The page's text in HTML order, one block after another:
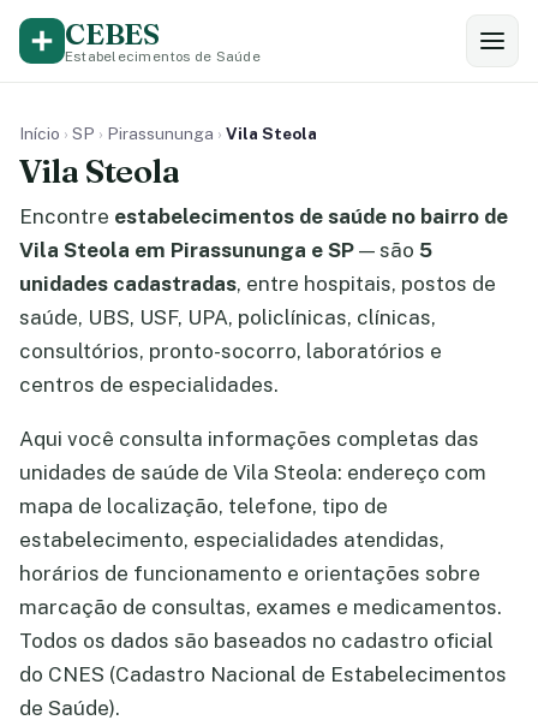
CEBES
Estabelecimentos de Saúde
Início › SP › Pirassununga › Vila Steola
Vila Steola
Encontre estabelecimentos de saúde no bairro de
Vila Steola em Pirassununga e SP — são 5
unidades cadastradas, entre hospitais, postos de
saúde, UBS, USF, UPA, policlínicas, clínicas,
consultórios, pronto-socorro, laboratórios e
centros de especialidades.
Aqui você consulta informações completas das
unidades de saúde de Vila Steola: endereço com
mapa de localização, telefone, tipo de
estabelecimento, especialidades atendidas,
horários de funcionamento e orientações sobre
marcação de consultas, exames e medicamentos.
Todos os dados são baseados no cadastro oficial
do CNES (Cadastro Nacional de Estabelecimentos
de Saúde).